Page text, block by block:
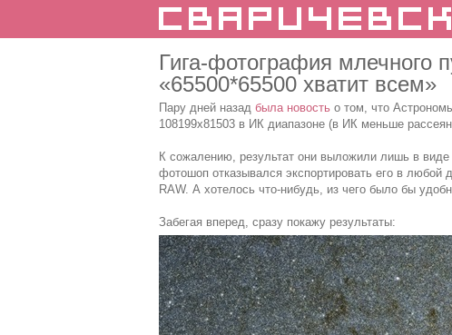
Гига-фотография млечного
«65500*65500 хватит всем»
Пару дней назад была новостьо том, что
108199x81503 в ИК диапазоне (в ИК меньше
К сожалению, результат они выложили лишь в виде
фотошоп отказывался экспортировать его в
RAW. А хотелось что-нибудь, из чего было бы
Забегая вперед, сразу покажу результаты: